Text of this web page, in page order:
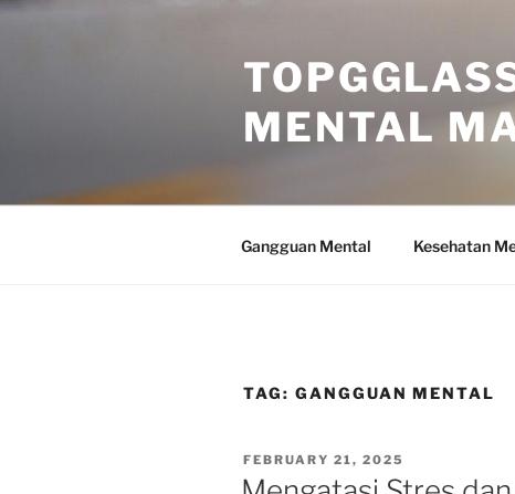
Skip
MENTAL
Gangguan Mental Kesehatan
TAG: GANGGUAN MENTAL
POSTED
ON
FEBRUARY 21, 2025